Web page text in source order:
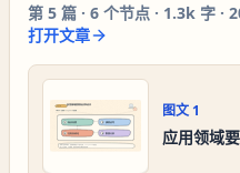
第 5 篇 · 6 个节点 · 1.3k 字 ·
打开文章
图文 1
应用领域